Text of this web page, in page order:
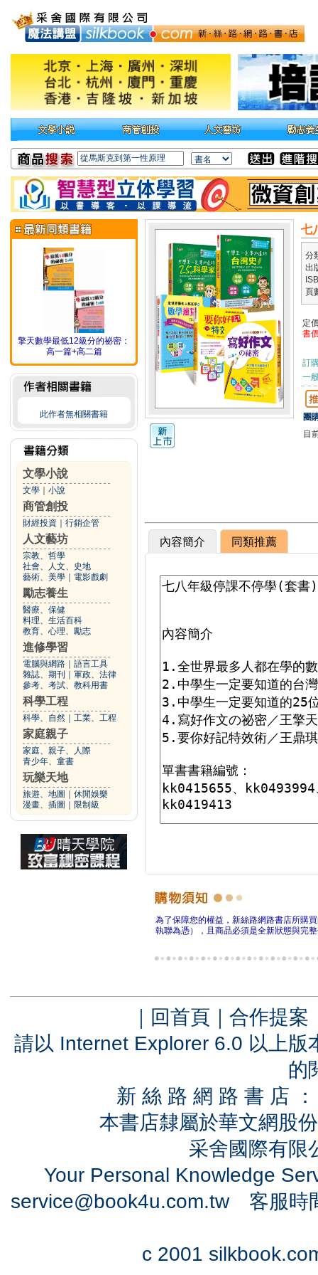
擎天數學最低12級分的祕密：
高一篇+高二篇
此作者無相關書籍
文學小說
文學 小說
商管創投
財經投資 行銷企管
人文藝坊
宗教、哲學
社會、人文、史地
藝術、美學
電影戲劇
勵志養生
醫療、保健
料理、生活百科
教育、心理、勵志
進修學習
電腦與網路
語言工具
雜誌、期刊
軍政、法律
參考、考試、教科用書
科學工程
科學、自然 工業、工程
家庭親子
家庭、親子、人際
青少年、童書
玩樂天地
旅遊、地圖
休閒娛樂
漫畫、插圖
限制級
七
分
出
頁
定
書
訂
一
團
目
內容簡介 同類推薦
為了保障您的權益，新絲路網路書店所購
執聯為憑），且商品必須是全新狀態與完
｜ 回首頁 ｜ 合作提案
請以 Internet Explorer 6.0 以上
的
新 絲 路 網 路 書 店
本書店隸屬於華文網股
采舍國際有
Your Personal Knowledge
service@book4u.com.tw客服時
c 2001